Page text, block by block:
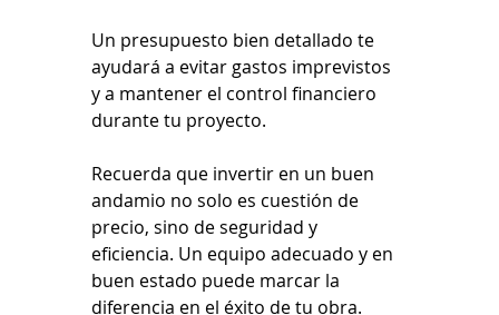
Un presupuesto bien detallado te
ayudará a evitar gastos imprevistos
y a mantener el control financiero
durante tu proyecto.
Recuerda que invertir en un buen
andamio no solo es cuestión de
precio, sino de seguridad y
eficiencia. Un equipo adecuado y en
buen estado puede marcar la
diferencia en el éxito de tu obra.